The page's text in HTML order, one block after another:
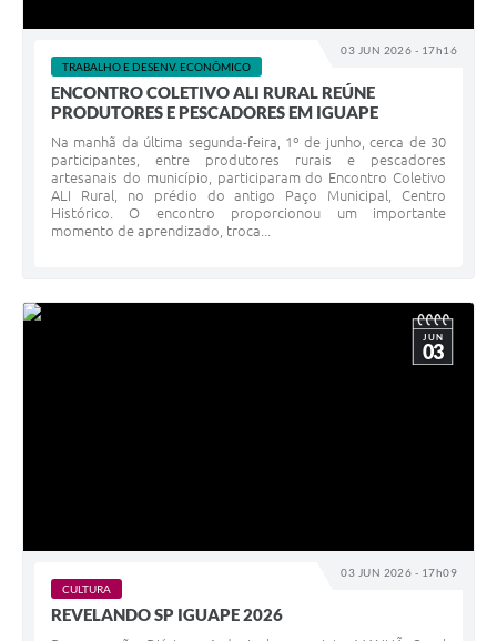
03 JUN 2026 - 17h16
TRABALHO E DESENV. ECONÔMICO
ENCONTRO COLETIVO ALI RURAL REÚNE
PRODUTORES E PESCADORES EM IGUAPE
Na manhã da última segunda-feira, 1º de junho, cerca de 30
participantes, entre produtores rurais e pescadores
artesanais do município, participaram do Encontro Coletivo
ALI Rural, no prédio do antigo Paço Municipal, Centro
Histórico. O encontro proporcionou um importante
momento de aprendizado, troca...
03 JUN 2026 - 17h09
JUN
03
CULTURA
REVELANDO SP IGUAPE 2026